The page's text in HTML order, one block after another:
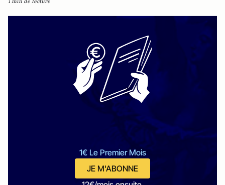
1€ Le Premier Mois
JE M'ABONNE